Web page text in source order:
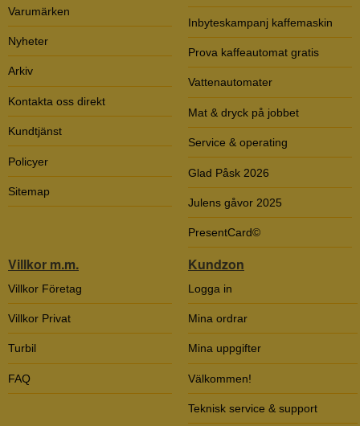
Varumärken
Nyheter
Arkiv
Kontakta oss direkt
Kundtjänst
Policyer
Sitemap
Inbyteskampanj kaffemaskin
Prova kaffeautomat gratis
Vattenautomater
Mat & dryck på jobbet
Service & operating
Glad Påsk 2026
Julens gåvor 2025
PresentCard©
Villkor m.m.
Villkor Företag
Villkor Privat
Turbil
FAQ
Kundzon
Logga in
Mina ordrar
Mina uppgifter
Välkommen!
Teknisk service & support